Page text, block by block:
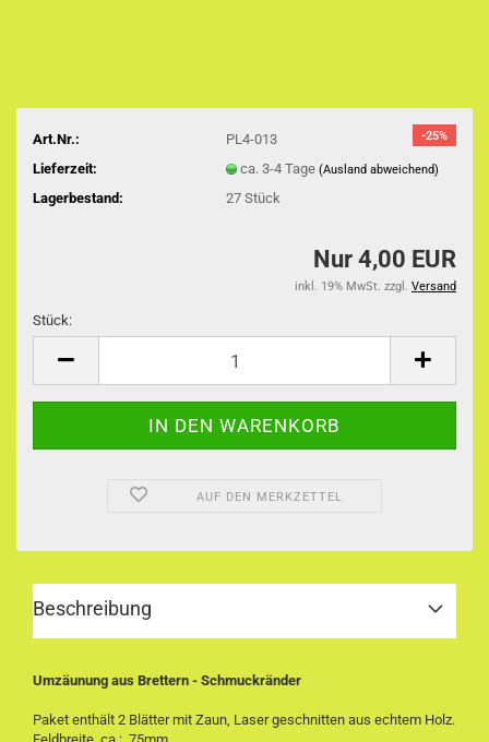
-25%
Art.Nr.:
PL4-013
Lieferzeit:
ca. 3-4 Tage (Ausland abweichend)
Lagerbestand: 27 Stück
Nur 4,00 EUR
inkl. 19% MwSt. zzgl. Versand
Stück:
AUF DEN MERKZETTEL
Beschreibung
Umzäunung aus Brettern - Schmuckränder
Paket enthält 2 Blätter mit Zaun, Laser geschnitten aus echtem Holz.